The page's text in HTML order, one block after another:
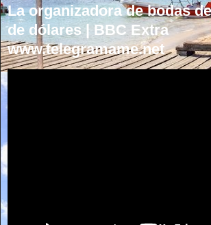
La organizadora de bodas
de dólares | BBC Extra
www.telegramame.net